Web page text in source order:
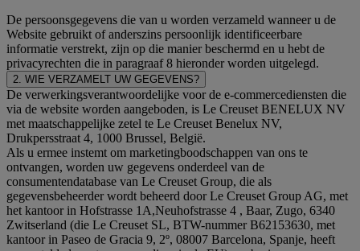
De persoonsgegevens die van u worden verzameld wanneer u de
Website gebruikt of anderszins persoonlijk identificeerbare
informatie verstrekt, zijn op die manier beschermd en u hebt de
privacyrechten die in paragraaf 8 hieronder worden uitgelegd.
2. WIE VERZAMELT UW GEGEVENS?
De verwerkingsverantwoordelijke voor de e-commercediensten die
via de website worden aangeboden, is Le Creuset BENELUX NV
met maatschappelijke zetel te Le Creuset Benelux NV,
Drukpersstraat 4, 1000 Brussel, België.
Als u ermee instemt om marketingboodschappen van ons te
ontvangen, worden uw gegevens onderdeel van de
consumentendatabase van Le Creuset Group, die als
gegevensbeheerder wordt beheerd door Le Creuset Group AG, met
het kantoor in Hofstrasse 1A,Neuhofstrasse 4 , Baar, Zugo, 6340
Zwitserland (die Le Creuset SL, BTW-nummer B62153630, met
kantoor in Paseo de Gracia 9, 2º, 08007 Barcelona, Spanje, heeft